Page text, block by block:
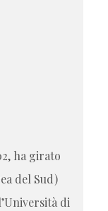
ha girato
del Sud)
di